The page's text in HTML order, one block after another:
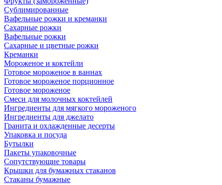
Сублимированные
Вафельные рожки и креманки
Сахарные рожки
Вафельные рожки
Сахарные и цветные рожки
Креманки
Мороженое и коктейли
Готовое мороженое в ваннах
Готовое мороженое порционное
Готовое мороженое
Смеси для молочных коктейлей
Ингредиенты для мягкого мороженого
Ингредиенты для джелато
Гранита и охлажденные десерты
Упаковка и посуда
Бутылки
Пакеты упаковочные
Сопутствующие товары
Крышки для бумажных стаканов
Стаканы бумажные